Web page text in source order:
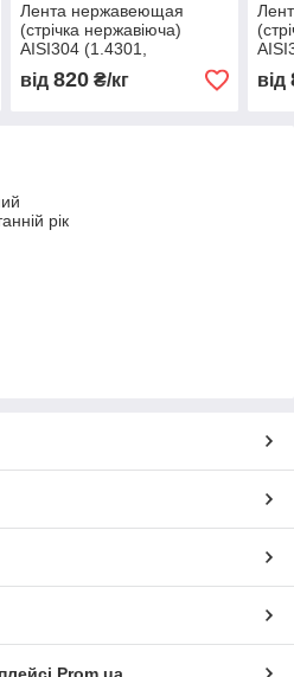
Лента нержавеющая
(стрічка нержавіюча)
AISI304 (1.4301,
08Х18Н10) мякгая 400 х
0,24
від 820₴/кг
0,25
від
рік